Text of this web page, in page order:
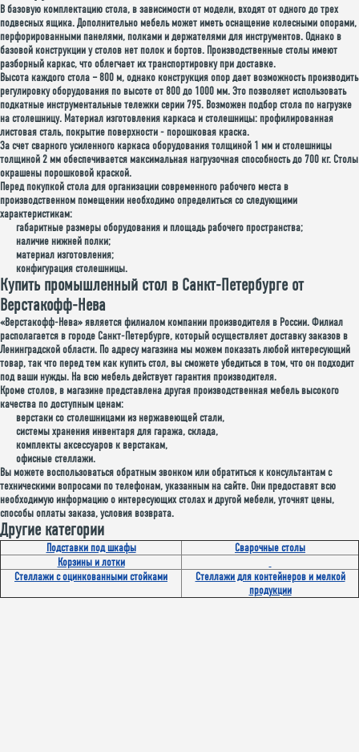
В базовую комплектацию стола, в зависимости от модели, входят от одного до трех
подвесных ящика. Дополнительно мебель может иметь оснащение колесными опорами,
перфорированными панелями, полками и держателями для инструментов. Однако в
базовой конструкции у столов нет полок и бортов. Производственные столы имеют
разборный каркас, что облегчает их транспортировку при доставке.
Высота каждого стола – 800 м, однако конструкция опор дает возможность производить
регулировку оборудования по высоте от 800 до 1000 мм. Это позволяет использовать
подкатные инструментальные тележки серии 795. Возможен подбор стола по нагрузке
на столешницу. Материал изготовления каркаса и столешницы: профилированная
листовая сталь, покрытие поверхности - порошковая краска.
За счет сварного усиленного каркаса оборудования толщиной 1 мм и столешницы
толщиной 2 мм обеспечивается максимальная нагрузочная способность до 700 кг. Столы
окрашены порошковой краской.
Перед покупкой стола для организации современного рабочего места в
производственном помещении необходимо определиться со следующими
характеристикам:
габаритные размеры оборудования и площадь рабочего пространства;
наличие нижней полки;
материал изготовления;
конфигурация столешницы.
Купить промышленный стол в Санкт-Петербурге от
Верстакофф-Нева
«Верстакофф-Нева» является филиалом компании производителя в России. Филиал
располагается в городе Санкт-Петербурге, который осуществляет доставку заказов в
Ленинградской области. По адресу магазина мы можем показать любой интересующий
товар, так что перед тем как купить стол, вы сможете убедиться в том, что он подходит
под ваши нужды. На всю мебель действует гарантия производителя.
Кроме столов, в магазине представлена другая производственная мебель высокого
качества по доступным ценам:
верстаки со столешницами из нержавеющей стали,
системы хранения инвентаря для гаража, склада,
комплекты аксессуаров к верстакам,
офисные стеллажи.
Вы можете воспользоваться обратным звонком или обратиться к консультантам с
техническими вопросами по телефонам, указанным на сайте. Они предоставят всю
необходимую информацию о интересующих столах и другой мебели, уточнят цены,
способы оплаты заказа, условия возврата.
Другие категории
Подставки под шкафы
Сварочные столы
Корзины и лотки
Стеллажи с оцинкованными стойками
Стеллажи для контейнеров и мелкой
продукции